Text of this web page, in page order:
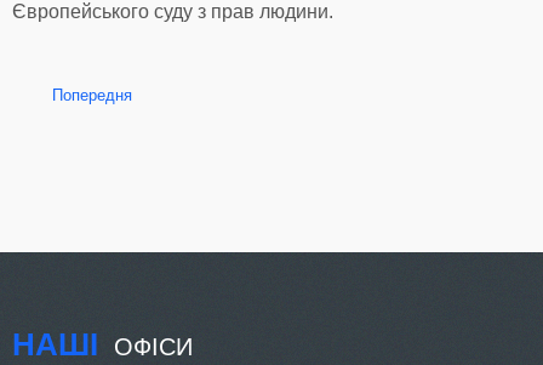
Європейського суду з прав людини.
Попередня
НАШІ ОФІСИ